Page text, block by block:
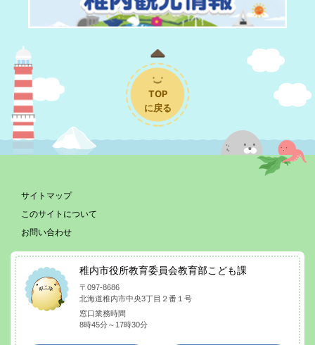
TOP
に戻る
サイトマップ
このサイトについて
お問い合わせ
稚内市役所教育委員会教育部こども課
〒097-8686
北海道稚内市中央3丁目２番１号
窓口業務時間
8時45分～17時30分